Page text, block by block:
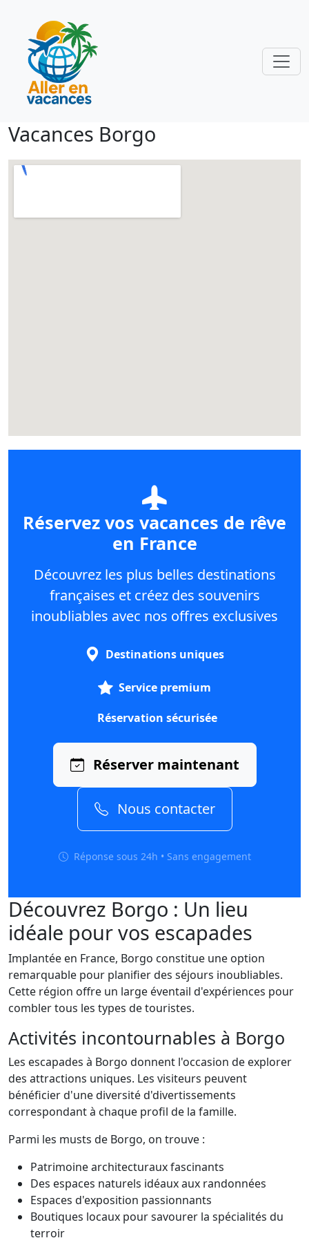
Vacances Borgo
Réservez vos vacances de rêve
en France
Découvrez les plus belles destinations
françaises et créez des souvenirs
inoubliables avec nos offres exclusives
Destinations uniques
Service premium
Réservation sécurisée
Réserver maintenant
Nous contacter
Réponse sous 24h • Sans engagement
Découvrez Borgo : Un lieu
idéale pour vos escapades
Implantée en France, Borgo constitue une option
remarquable pour planifier des séjours inoubliables.
Cette région offre un large éventail d'expériences pour
combler tous les types de touristes.
Activités incontournables à Borgo
Les escapades à Borgo donnent l'occasion de explorer
des attractions uniques. Les visiteurs peuvent
bénéficier d'une diversité d'divertissements
correspondant à chaque profil de la famille.
Parmi les musts de Borgo, on trouve :
Patrimoine architecturaux fascinants
Des espaces naturels idéaux aux randonnées
Espaces d'exposition passionnants
Boutiques locaux pour savourer la spécialités du
terroir